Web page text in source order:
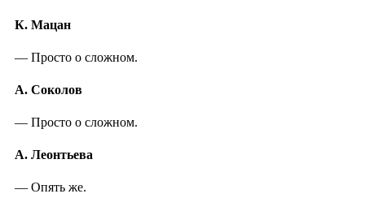
К. Мацан
— Просто о сложном.
А. Соколов
— Просто о сложном.
А. Леонтьева
— Опять же.